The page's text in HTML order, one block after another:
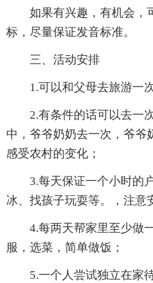
如果有兴趣，有机会，
标，尽量保证发音标准。
三、活动安排
1.可以和父母去旅游一
2.有条件的话可以去一
中，爷爷奶奶去一次，爷爷
感受农村的变化；
3.每天保证一个小时的
冰、找孩子玩耍等。，注意
4.每两天帮家里至少做
服，选菜，简单做饭；
5.一个人尝试独立在家